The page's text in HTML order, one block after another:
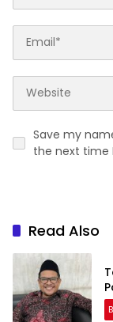
Save my
the next time
Read Also